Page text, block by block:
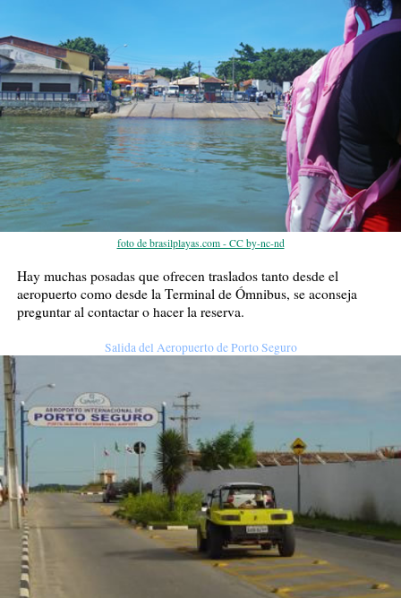
foto de brasilplayas.com - CC by-nc-nd
Hay muchas posadas que ofrecen traslados tanto desde el
aeropuerto como desde la Terminal de Ómnibus, se aconseja
preguntar al contactar o hacer la reserva.
Salida del Aeropuerto de Porto Seguro